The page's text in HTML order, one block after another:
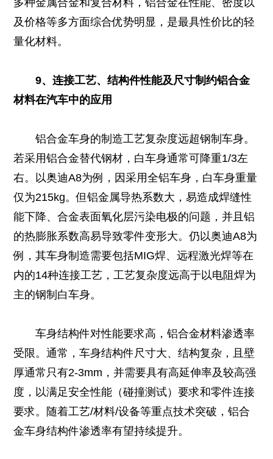
及价格等多方面综合优势明显，是最具性价比的轻
量化材料。
9、连接工艺、结构件性能及尺寸制约铝合金
材料在汽车中的应用
铝合金车身的制造工艺复杂度远超钢制车身。
若采用铝合金替代钢材，白车身通常可降重1/3左
右。以奥迪A8为例，因采用全铝车身，白车身重量
仅为215kg。但铝金属导热系数大，易造成焊缝性
能下降、合金表面氧化层污染电极的问题，并且铝
的热膨胀系数高易导致零件变形大。仍以奥迪A8为
例，其车身制造需要包括MIG焊、远程激光焊等在
内的14种连接工艺，工艺复杂度远高于以电阻焊为
主的钢制白车身。
车身结构件对性能要求高，铝合金材料渗透率
受限。通常，车身结构件尺寸大、结构复杂，且壁
厚通常只有2-3mm，并需要具有高延伸率及较高强
度，以满足安全性能（碰撞测试）要求和零件连接
要求。随着工艺/材料/设备等重点技术突破，铝合
金车身结构件渗透率有望持续提升。